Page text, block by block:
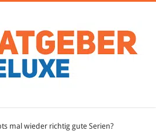
mal wieder richtig gute Serien?